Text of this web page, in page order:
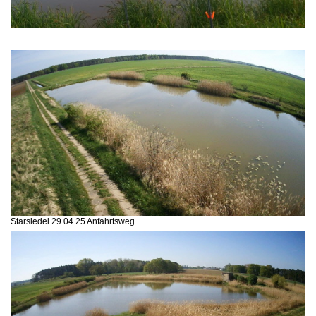
Starsiedel 29.04.25 Anfahrtsweg